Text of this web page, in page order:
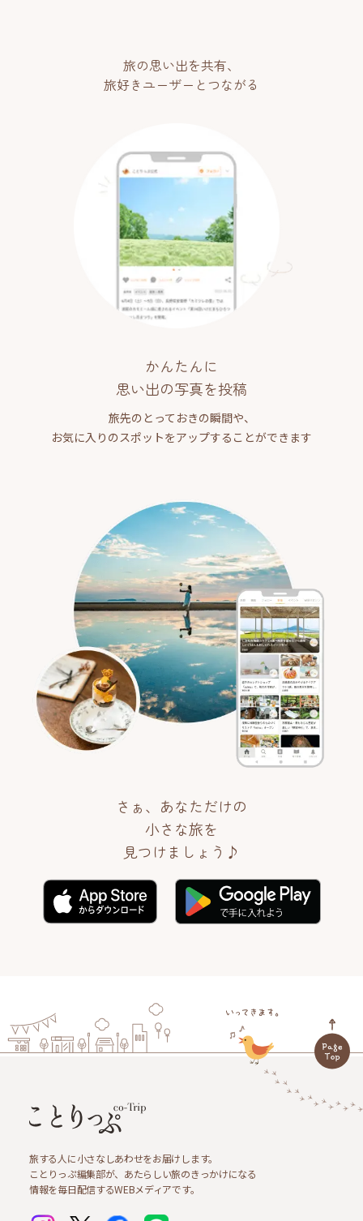
旅の思い出を共有、
旅好きユーザーとつながる
かんたんに
思い出の写真を投稿
旅先のとっておきの瞬間や、
お気に入りのスポットをアップすることができます
さぁ、あなただけの
小さな旅を
見つけましょう♪
旅する人に小さなしあわせをお届けします。
ことりっぷ編集部が、あたらしい旅のきっかけになる
情報を毎日配信するWEBメディアです。